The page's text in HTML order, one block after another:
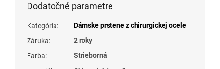
Dodatočné parametre
Kategória:
Dámske prstene z chirurgickej ocele
Záruka:
2 roky
Farba:
Strieborná